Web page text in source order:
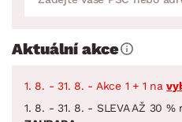
Aktuální akce
1. 8. - 31. 8. - Akce 1 + 1 na
1. 8. - 31. 8. - SLEVA AŽ 30